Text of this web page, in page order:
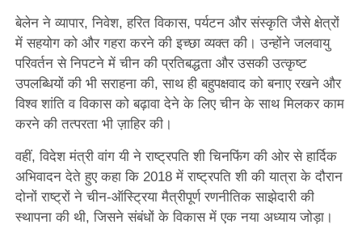
बेलेन ने व्यापार, निवेश, हरित विकास, पर्यटन और संस्कृति जैसे क्षेत्रों
में सहयोग को और गहरा करने की इच्छा व्यक्त की। उन्होंने जलवायु
परिवर्तन से निपटने में चीन की प्रतिबद्धता और उसकी उत्कृष्ट
उपलब्धियों की भी सराहना की, साथ ही बहुपक्षवाद को बनाए रखने और
विश्व शांति व विकास को बढ़ावा देने के लिए चीन के साथ मिलकर काम
करने की तत्परता भी ज़ाहिर की।
वहीं, विदेश मंत्री वांग यी ने राष्ट्रपति शी चिनफिंग की ओर से हार्दिक
अभिवादन देते हुए कहा कि 2018 में राष्ट्रपति शी की यात्रा के दौरान
दोनों राष्ट्रों ने चीन-ऑस्ट्रिया मैत्रीपूर्ण रणनीतिक साझेदारी की
स्थापना की थी, जिसने संबंधों के विकास में एक नया अध्याय जोड़ा।